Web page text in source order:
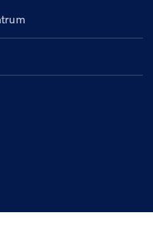
ČR
Celní správy ČR